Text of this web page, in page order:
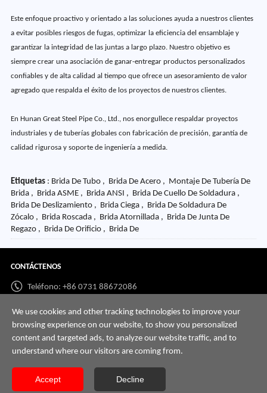
Este enfoque proactivo y orientado a las soluciones ayuda a nuestros clientes
a evitar posibles riesgos de fugas, optimizar la eficiencia del ensamblaje y
garantizar la integridad de las juntas a largo plazo. Nuestro objetivo es
siempre crear una asociación de ganar-entregar productos personalizados
confiables y de alta calidad al tiempo que ofrece un asesoramiento de valor
agregado que respalda el éxito de los proyectos de nuestros clientes.
En Hunan Great Steel Pipe Co., Ltd., nos enorgullece respaldar proyectos
industriales y de tuberías globales con fabricación de precisión, garantía de
calidad rigurosa y soporte de ingeniería a medida.
Etiquetas: Brida De Tubo , Brida De Acero , Montaje De Tubería De
Brida , Brida ASME , Brida ANSI , Brida De Cuello De Soldadura ,
Brida De Deslizamiento , Brida Ciega , Brida De Soldadura De
Zócalo , Brida Roscada , Brida Atornillada , Brida De Junta De
Regazo , Brida De Orificio , Brida De
CONTÁCTENOS
Teléfono: +86 0731 88672086
Whatsapp:+86 198 7313 7997
Correo: info@hnssd.com
We use cookies and other tracking technologies to improve your
browsing experience on our website, to show you personalized
content and targeted ads, to analyze our website traffic, and to
understand where our visitors are coming from.
Accept Decline